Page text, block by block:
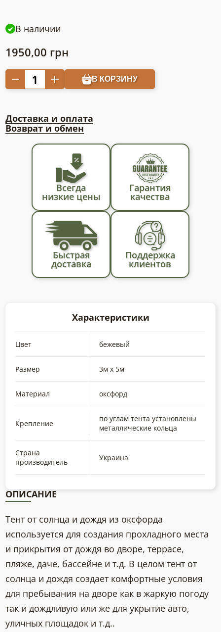
В наличии
1950,00 грн
Количество
товара
парус
от
дождя
бежевый
прямоугольной
формы.
В КОРЗИНУ
Доставка и оплата
Возврат и обмен
Всегда
низкие цены
Гарантия
качества
Быстрая
доставка
Поддержка
клиентов
ОПИСАНИЕ
Тент от солнца и дождя из оксфорда
используется для создания прохладного места
и прикрытия от дождя во дворе, террасе,
пляже, даче, бассейне и т.д. В целом тент от
солнца и дождя создает комфортные условия
для пребывания на дворе как в жаркую погоду
так и дождливую или же для укрытие авто,
уличных площадок и т.д..
Характеристики
Цвет бежевый
Размер 3м х 5м
Материал оксфорд
Крепление
по углам тента установлены
металлические кольца
Страна
производитель
Украина